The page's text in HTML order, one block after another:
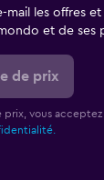
mail les offres
et de ses
de prix
prix, vous acceptez